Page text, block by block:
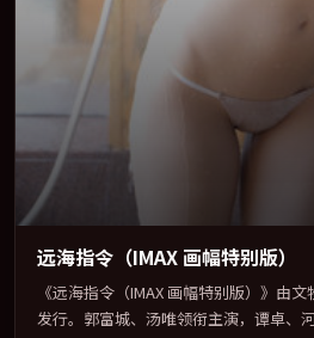
远海指令（IMAX 画幅特别版）
《远海指令（IMAX 画幅特别版）》由
发行。郭富城、汤唯领衔主演，谭卓、